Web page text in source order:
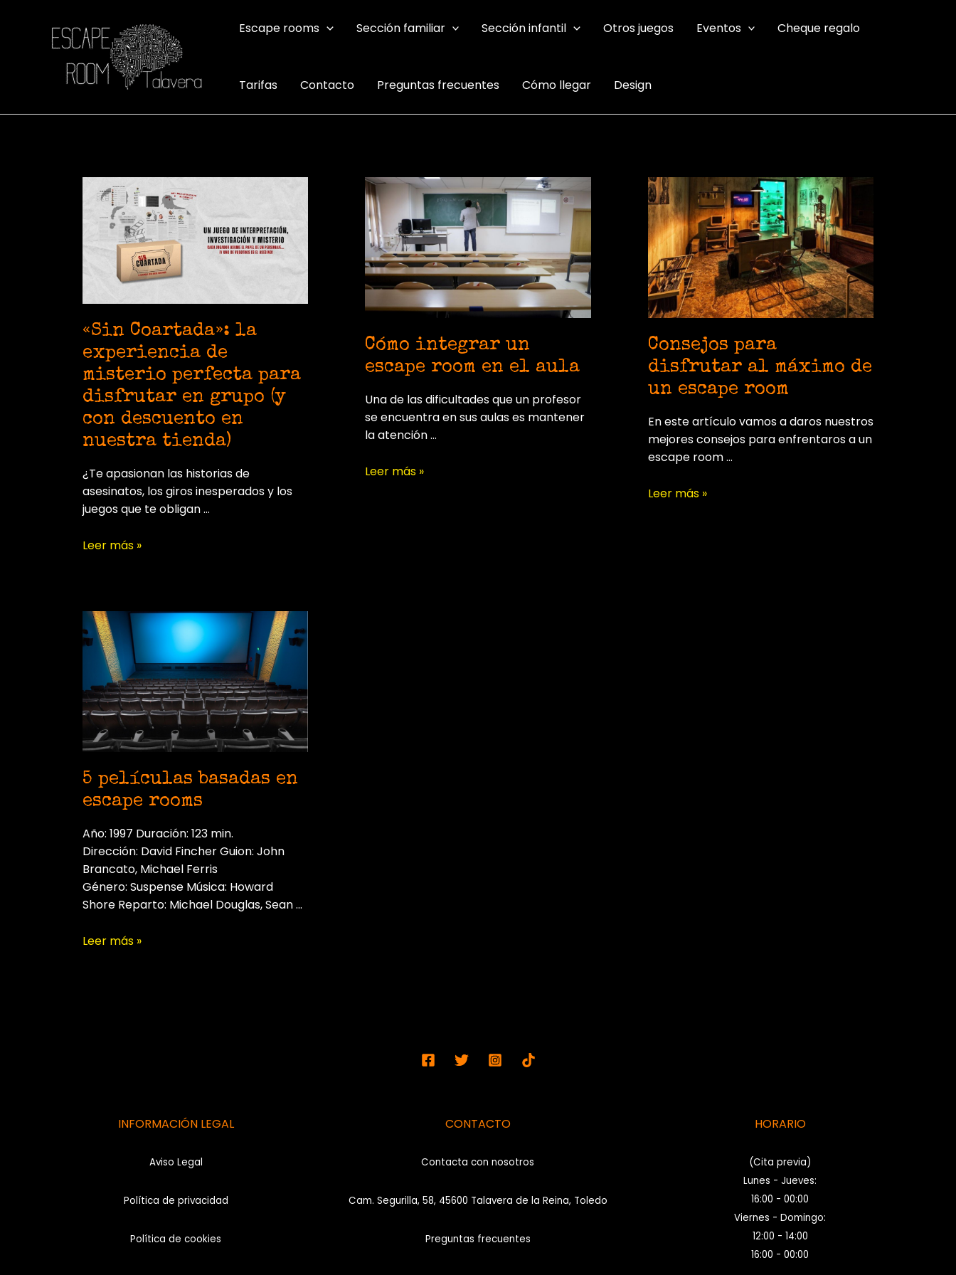
contenido
Escape rooms Sección familiar Sección infantil Otros juegos Eventos Cheque regalo
Tarifas Contacto Preguntas frecuentes Cómo llegar Design
«Sin Coartada»: la
experiencia de
misterio perfecta para
disfrutar en grupo (y
con descuento en
nuestra tienda)
¿Te apasionan las historias de
asesinatos, los giros inesperados y los
juegos que te obligan …
«Sin
de
misterio
perfecta
para
disfrutar
en
grupo
(y
descuento
en
nuestra
tienda)
Leer más »
Cómo integrar un
escape room en el aula
Una de las dificultades que un profesor
se encuentra en sus aulas es mantener
la atención …
Cómo
Leer más »
Consejos para
disfrutar al máximo de
un escape room
En este artículo vamos a daros nuestros
mejores consejos para enfrentaros a un
escape room …
Consejos
Leer más »
5 películas basadas en
escape rooms
Año: 1997 Duración: 123 min.
Dirección: David Fincher Guion: John
Brancato, Michael Ferris
Género: Suspense Música: Howard
Shore Reparto: Michael Douglas, Sean …
5
Leer más »
INFORMACIÓN LEGAL
Aviso Legal
Política de privacidad
Política de cookies
CONTACTO
Contacta con nosotros
Cam. Segurilla, 58, 45600 Talavera de la Reina, Toledo
Preguntas frecuentes
HORARIO
(Cita previa)
Lunes - Jueves:
16:00 - 00:00
Viernes - Domingo:
12:00 - 14:00
16:00 - 00:00